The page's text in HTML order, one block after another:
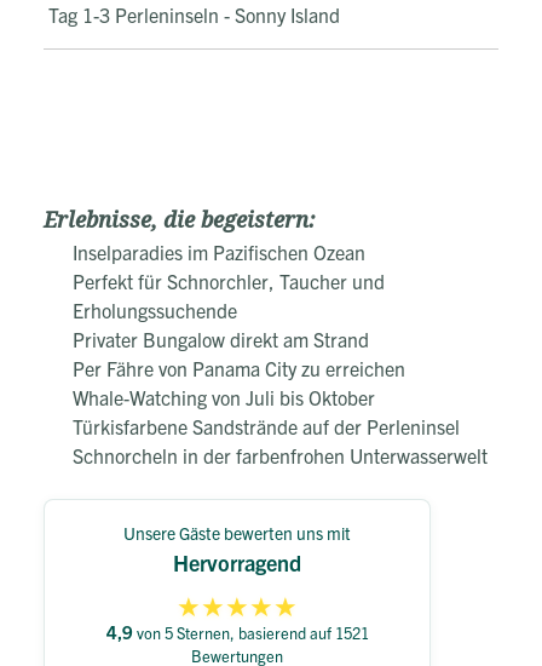
Tag 1-3 Perleninseln - Sonny Island
Erlebnisse, die begeistern:
Inselparadies im Pazifischen Ozean
Perfekt für Schnorchler, Taucher und
Erholungssuchende
Privater Bungalow direkt am Strand
Per Fähre von Panama City zu erreichen
Whale-Watching von Juli bis Oktober
Türkisfarbene Sandstrände auf der Perleninsel
Schnorcheln in der farbenfrohen Unterwasserwelt
Unsere Gäste bewerten uns mit
Hervorragend
★★★★★
4,9von 5 Sternen, basierend auf 1521
Bewertungen